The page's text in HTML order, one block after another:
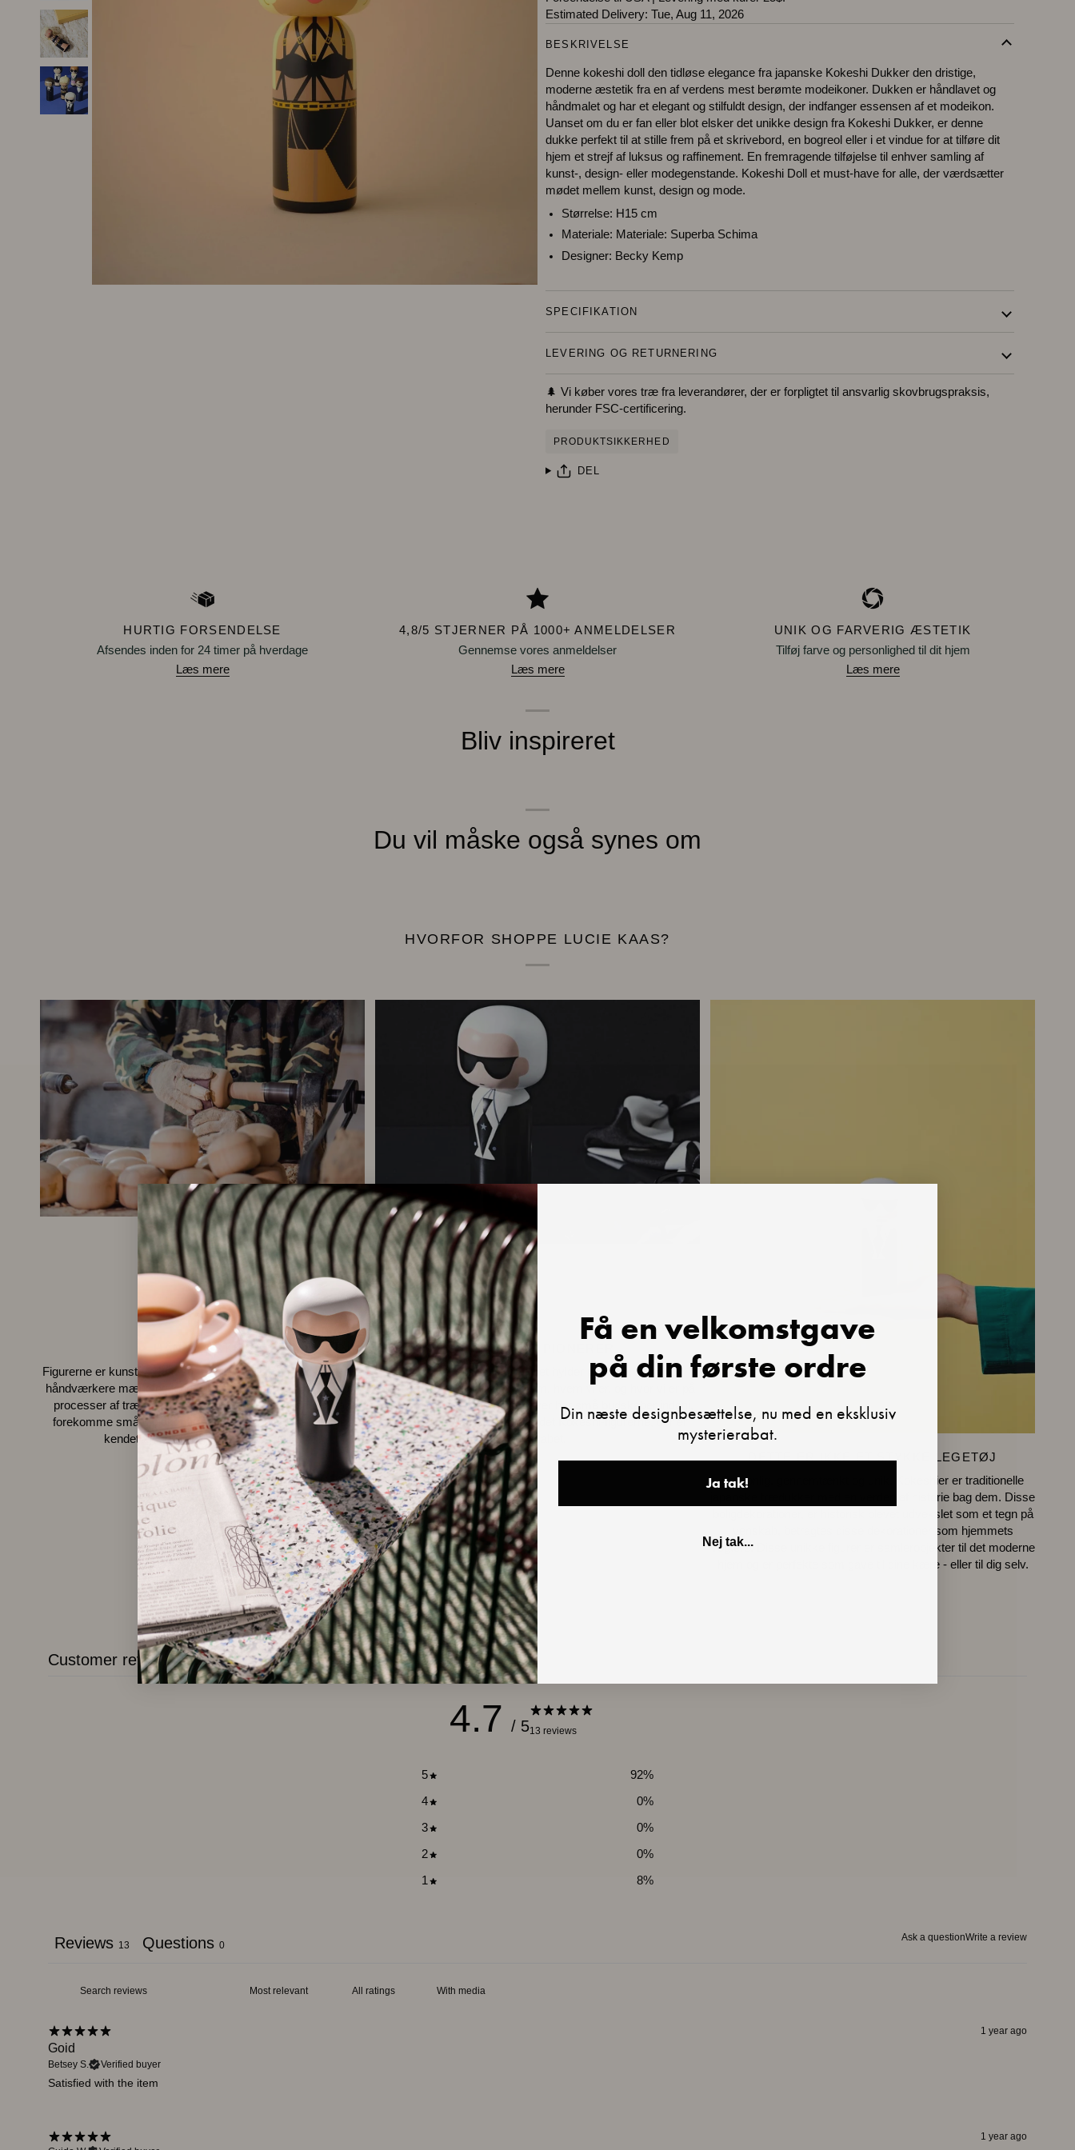
Estimated Delivery: Tue, Aug 11, 2026
BESKRIVELSE
Denne kokeshi doll den tidløse elegance fra japanske Kokeshi Dukker den dristige,
moderne æstetik fra en af verdens mest berømte modeikoner. Dukken er håndlavet og
håndmalet og har et elegant og stilfuldt design, der indfanger essensen af et modeikon.
Uanset om du er fan eller blot elsker det unikke design fra Kokeshi Dukker, er denne
dukke perfekt til at stille frem på et skrivebord, en bogreol eller i et vindue for at tilføre dit
hjem et strejf af luksus og raffinement. En fremragende tilføjelse til enhver samling af
kunst-, design- eller modegenstande. Kokeshi Doll et must-have for alle, der værdsætter
mødet mellem kunst, design og mode.
Størrelse: H15 cm
Materiale: Materiale: Superba Schima
Designer: Becky Kemp
SPECIFIKATION
LEVERING OG RETURNERING
🌲 Vi køber vores træ fra leverandører, der er forpligtet til ansvarlig skovbrugspraksis,
herunder FSC-certificering.
PRODUKTSIKKERHED
DEL
HURTIG FORSENDELSE
Afsendes inden for 24 timer på hverdage
Læs mere
4,8/5 STJERNER PÅ 1000+ ANMELDELSER
Gennemse vores anmeldelser
Læs mere
UNIK OG FARVERIG ÆSTETIK
Tilføj farve og personlighed til dit hjem
Læs mere
Bliv inspireret
Du vil måske også synes om
HVORFOR SHOPPE LUCIE KAAS?
HÅNDVÆRKET
Figurerne er kunstværker, som er fremstillet af specialiserede
håndværkere mænd og kvinder. Det kræver 43 omhyggelige
processer af træarbejde og håndmalet design, så der kan
forekomme små ufuldkommenheder. Det er ikke fejl, men
kendetegn, der gør hvert stykke unikt.
IKONER OG PIONERER
Lucie Kaas Kokeshi-universet hylder pionerer, ikoner og
banebrydere for at minde os om, hvem vi er, og hvor vi er på
vej hen. Nogle moderne udgaver har små budskaber indeni,
men i Lucie Kaas' udgave er det Kokeshi-figurerne, der er
budskabet.
DETTE ER IKKE ET STYKKE LEGETØJ
Personlig, gennemtænkt og unik. Kokeshier er traditionelle
japanske trædukker med en verden af historie bag dem. Disse
boligdekorationer, er historisk blevet udvekslet som et tegn på
venskab, betragtes disse dekorationer som hjemmets
vogtere. Disse unikke figurer er samlerobjekter til det moderne
hjem og er perfekte som gave til dine kære - eller til dig selv.
Customer reviews
4.7 / 513 reviews
5 92%
4 0%
3 0%
2 0%
1 8%
Ask a questionWrite a review
Reviews 13 Questions 0
With media
1 year ago
Goid
Betsey S. Verified buyer
Satisfied with the item
1 year ago
Få en velkomstgave
på din første ordre
Din næste designbesættelse, nu med en eksklusiv
mysterierabat.
Ja tak!
Nej tak...